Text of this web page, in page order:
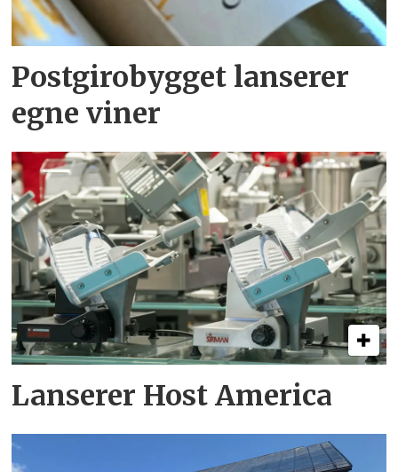
Postgirobygget lanserer
egne viner
Lanserer Host America